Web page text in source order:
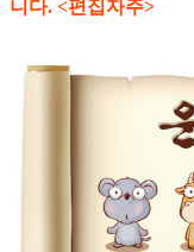
니다. <편집자주>